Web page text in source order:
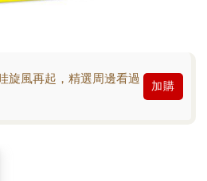
旋風再起，精選周邊看過
加購